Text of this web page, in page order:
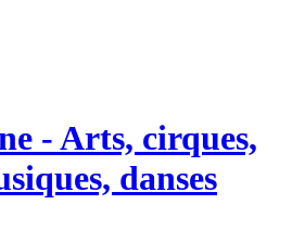
- Arts, cirques,
danses